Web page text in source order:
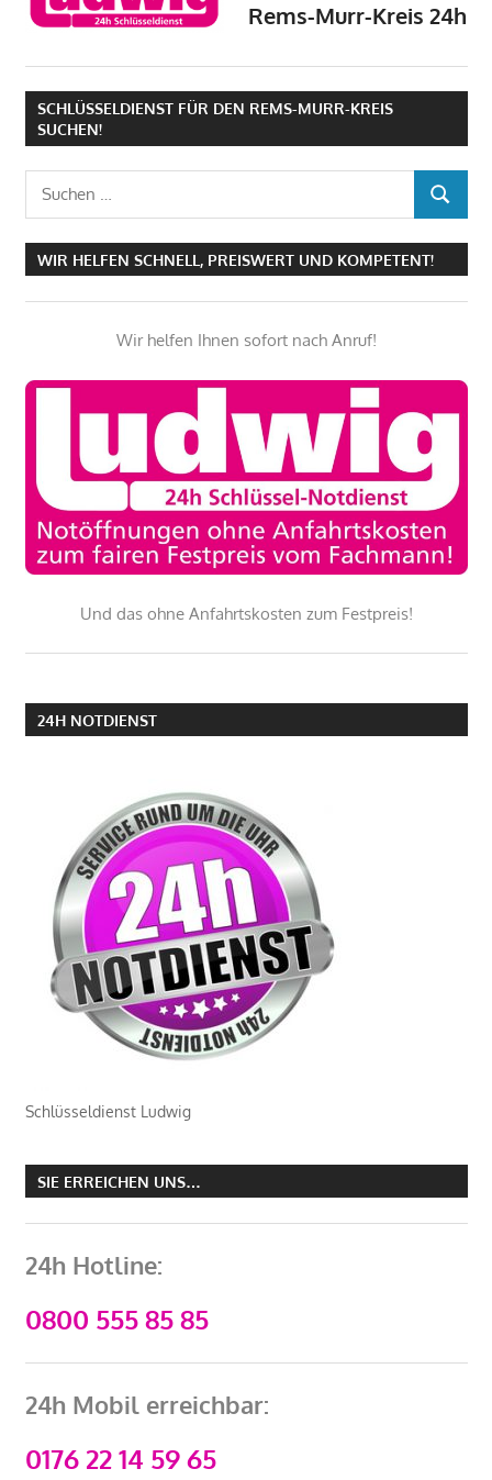
Rems-Murr-Kreis 24h
SCHLÜSSELDIENST FÜR DEN REMS-MURR-KREIS
SUCHEN!
Suchen
SUCHEN
WIR HELFEN SCHNELL, PREISWERT UND KOMPETENT!
Wir helfen Ihnen sofort nach Anruf!
Und das ohne Anfahrtskosten zum Festpreis!
24H NOTDIENST
Schlüsseldienst Ludwig
SIE ERREICHEN UNS…
24h Hotline:
0800 555 85 85
24h Mobil erreichbar:
0176 22 14 59 65